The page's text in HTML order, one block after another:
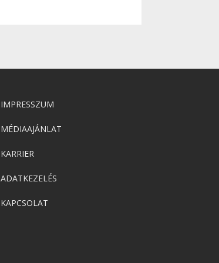
IMPRESSZUM
MÉDIAAJÁNLAT
KARRIER
ADATKEZELÉS
KAPCSOLAT